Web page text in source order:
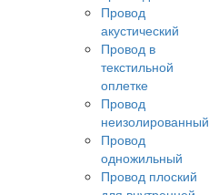
Провод
акустический
Провод в
текстильной
оплетке
Провод
неизолированный
Провод
одножильный
Провод плоский